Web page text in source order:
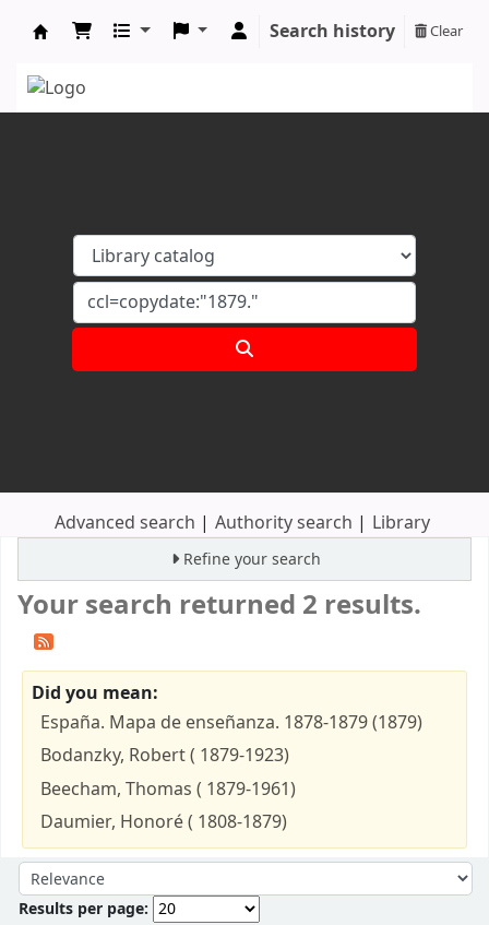
Search history Clear
Advanced search Authority search Library
Refine your search
Your search returned 2 results.
Did you mean:
España. Mapa de enseñanza. 1878-1879 (1879)
Bodanzky, Robert ( 1879-1923)
Beecham, Thomas ( 1879-1961)
Daumier, Honoré ( 1808-1879)
Sort by:
Results per page: